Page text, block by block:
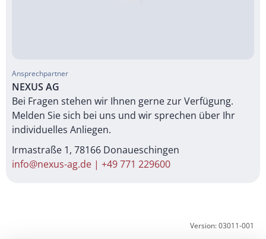
Ansprechpartner
NEXUS AG
Bei Fragen stehen wir Ihnen gerne zur Verfügung.
Melden Sie sich bei uns und wir sprechen über Ihr
individuelles Anliegen.
Irmastraße 1, 78166 Donaueschingen
info@nexus-ag.de | +49 771 229600
Version: 03011-001